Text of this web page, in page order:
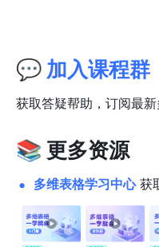
💬 加入课程群
获取答疑帮助，订阅最
📚 更多资源
多维表格学习中心 获